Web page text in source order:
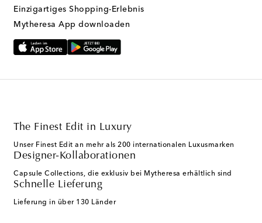
Einzigartiges Shopping-Erlebnis
Mytheresa App downloaden
The Finest Edit in Luxury
Unser Finest Edit an mehr als 200 internationalen Luxusmarken
Designer-Kollaborationen
Capsule Collections, die exklusiv bei Mytheresa erhältlich sind
Schnelle Lieferung
Lieferung in über 130 Länder